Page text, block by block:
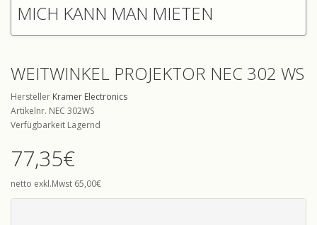
MICH KANN MAN MIETEN
WEITWINKEL PROJEKTOR NEC 302 WS
Hersteller Kramer Electronics
Artikelnr. NEC 302WS
Verfügbarkeit Lagernd
77,35€
netto exkl.Mwst 65,00€